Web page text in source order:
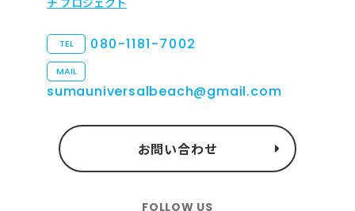
TEL 080-1181-7002
MAIL
sumauniversalbeach@gmail.com
お問い合わせ
FOLLOW US